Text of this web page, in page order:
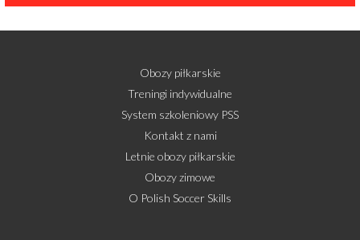
Obozy piłkarskie
Treningi indywidualne
System szkoleniowy PSS
Kontakt z nami
Letnie obozy piłkarskie
Obozy zimowe
O Polish Soccer Skills